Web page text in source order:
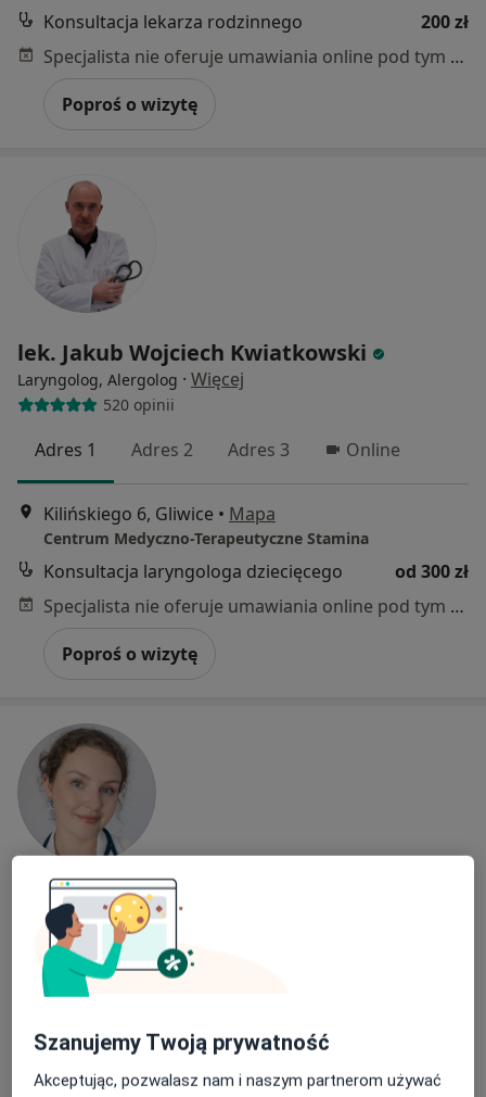
Konsultacja lekarza rodzinnego
200 zł
Specjalista nie oferuje umawiania online pod tym adresem.
Poproś o wizytę
lek. Jakub Wojciech Kwiatkowski
Laryngolog, Alergolog · Więcej
520 opinii
Adres 1 Adres 2 Adres 3 Online
Kilińskiego 6, Gliwice • Mapa
Centrum Medyczno-Terapeutyczne Stamina
Konsultacja laryngologa dziecięcego
od 300 zł
Specjalista nie oferuje umawiania online pod tym adresem.
Poproś o wizytę
lek. Martyna Miodońska
W trakcie specjalizacji (Alergolog)
15 opinii
ul. Jagiellońska 29a/1, Gliwice
Konsultacja alergologiczna (kolejna wizyta)
Szanujemy Twoją prywatność
Akceptując, pozwalasz nam i naszym partnerom używać